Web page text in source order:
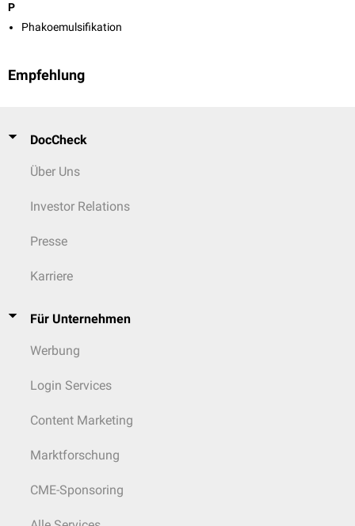
P
Phakoemulsifikation
Empfehlung
DocCheck
Über Uns
Investor Relations
Presse
Karriere
Für Unternehmen
Werbung
Login Services
Content Marketing
Marktforschung
CME-Sponsoring